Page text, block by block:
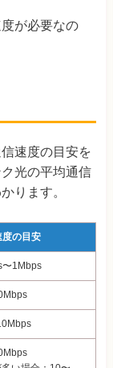
が必要なの
速度の目安を
光の平均通信
ります。
度の目安
1Mbps
Mbps
Mbps